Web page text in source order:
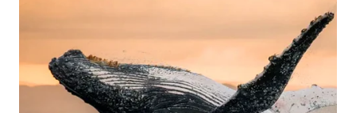
NEWS
WAHANA